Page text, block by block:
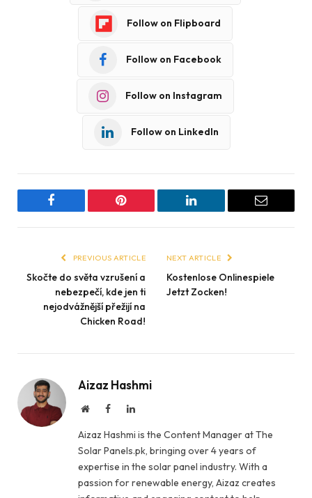
Follow on Flipboard
Follow on Facebook
Follow on Instagram
Follow on LinkedIn
Facebook Pinterest LinkedIn Email
PREVIOUS ARTICLE
Skočte do světa vzrušení a
nebezpečí, kde jen ti
nejodvážnější přežijí na
Chicken Road!
NEXT ARTICLE
Kostenlose Onlinespiele
Jetzt Zocken!
Aizaz Hashmi
WebsiteFacebookLinkedIn
Aizaz Hashmi is the Content Manager at The
Solar Panels.pk, bringing over 4 years of
expertise in the solar panel industry. With a
passion for renewable energy, Aizaz creates